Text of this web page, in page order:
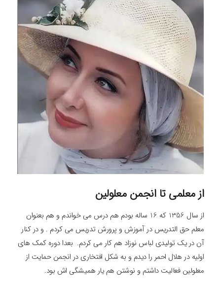
از معلمی تا انجمن معلولین
از سال 1356 که 16 ساله بودم هم درس می خواندم و هم بعنوان
معلم حق‌ التدریس در آموزش و پرورش تدریس می کردم . و در کنار
آن در یک تولیدی لباس نوزاد هم کار می کردم. بعدا دوره کمک‌ های
اولیه در هلال احمر را دیدم و به شکل افتخاری در انجمن حمایت از
معلولین فعالیت داشتم و نوشتن هم یار همیشگی‌ اش بود.